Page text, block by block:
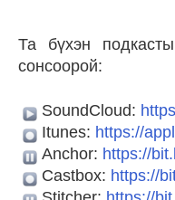
Та бүхэн
сонсоорой:
SoundCloud:
Itunes: https://
Anchor: https://
Castbox: https://